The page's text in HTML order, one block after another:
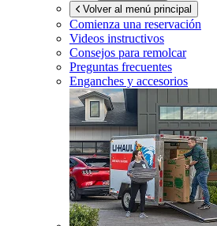
Volver al menú principal
Comienza una reservación
Videos instructivos
Consejos para remolcar
Preguntas frecuentes
Enganches y accesorios